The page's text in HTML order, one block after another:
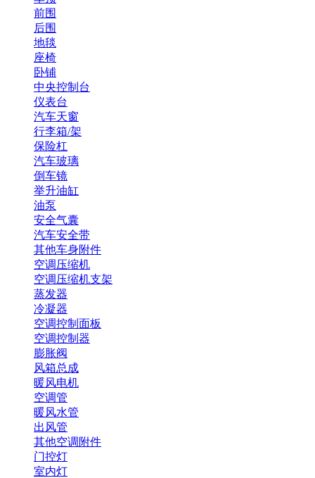
前围
后围
地毯
座椅
卧铺
中央控制台
仪表台
汽车天窗
行李箱/架
保险杠
汽车玻璃
倒车镜
举升油缸
油泵
安全气囊
汽车安全带
其他车身附件
空调压缩机
空调压缩机支架
蒸发器
冷凝器
空调控制面板
空调控制器
膨胀阀
风箱总成
暖风电机
空调管
暖风水管
出风管
其他空调附件
门控灯
室内灯